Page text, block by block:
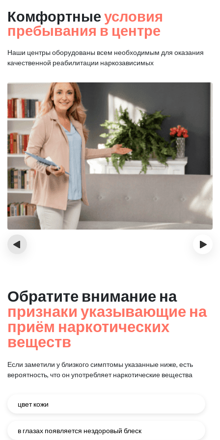
Комфортные условия
пребывания в центре
Наши центры оборудованы всем необходимым для оказания
качественной реабилитации наркозависимых
‹ ›
Обратите внимание на
признаки указывающие на
приём наркотических
веществ
Если заметили у близкого симптомы указанные ниже, есть
вероятность, что он употребляет наркотические вещества
цвет кожи
в глазах появляется нездоровый блеск